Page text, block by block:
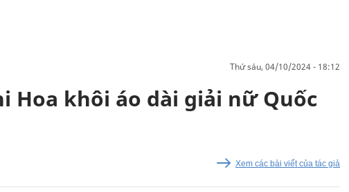
thứ sáu, 04/10/2024 - 18:12
Hoa khôi áo dài giải nữ Quốc
Xem các bài viết của tác giả